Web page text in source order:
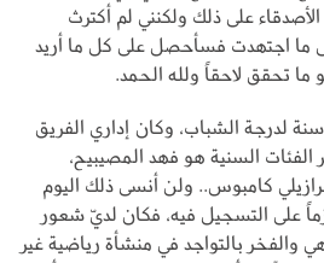
على ذلك ولكنني لم أكترث
ما اجتهدت فسأحصل على كل ما أريد
تحقق لاحقاً ولله الحمد.
لدرجة الشباب، وكان إداري الفريق
الفئات السنية هو فهد المصيبيح،
كامبوس.. ولن أنسى ذلك اليوم
على التسجيل فيه، فكان لديّ شعور
والفخر بالتواجد في منشأة رياضية غير